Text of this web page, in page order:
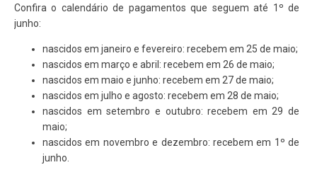
Confira o calendário de pagamentos que seguem até 1º de
junho:
nascidos em janeiro e fevereiro: recebem em 25 de maio;
nascidos em março e abril: recebem em 26 de maio;
nascidos em maio e junho: recebem em 27 de maio;
nascidos em julho e agosto: recebem em 28 de maio;
nascidos em setembro e outubro: recebem em 29 de
maio;
nascidos em novembro e dezembro: recebem em 1º de
junho.